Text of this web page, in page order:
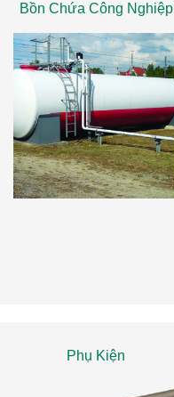
Bồn Chứa Công Nghiệp
Phụ Kiện